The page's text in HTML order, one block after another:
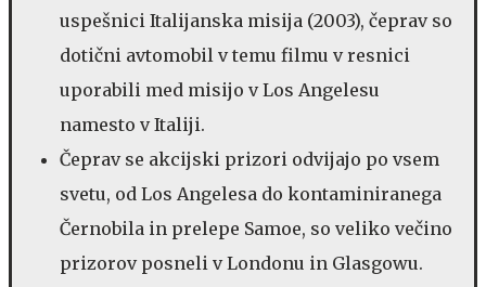
uspešnici Italijanska misija (2003), čeprav so
dotični avtomobil v temu filmu v resnici
uporabili med misijo v Los Angelesu
namesto v Italiji.
Čeprav se akcijski prizori odvijajo po vsem
svetu, od Los Angelesa do kontaminiranega
Černobila in prelepe Samoe, so veliko večino
prizorov posneli v Londonu in Glasgowu.